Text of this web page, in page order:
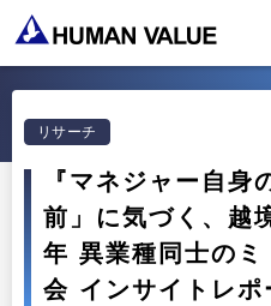
TOP
WHO WE ARE
HVからのメッセージ
研究員紹介
WHAT WE DO
組織変革
エンゲージメント
STORIES
NEWS
リサーチ
『マネジャー自身
前」に気づく、越
年 異業種同士の
会 インサイトレポ